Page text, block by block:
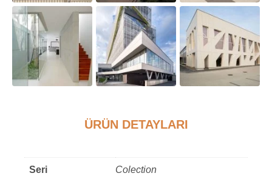
ÜRÜN DETAYLARI
Seri Colection